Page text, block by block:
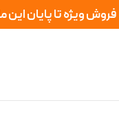
فروش ویژه تا پایان این